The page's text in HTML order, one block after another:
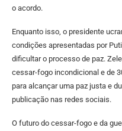
o acordo.
Enquanto isso, o presidente
condições apresentadas por
dificultar o processo de paz.
cessar-fogo incondicional e de
para alcançar uma paz justa e
publicação nas redes sociais.
O futuro do cessar-fogo e da